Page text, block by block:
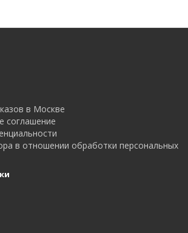
в Москве
соглашение
в отношении обработки персональных